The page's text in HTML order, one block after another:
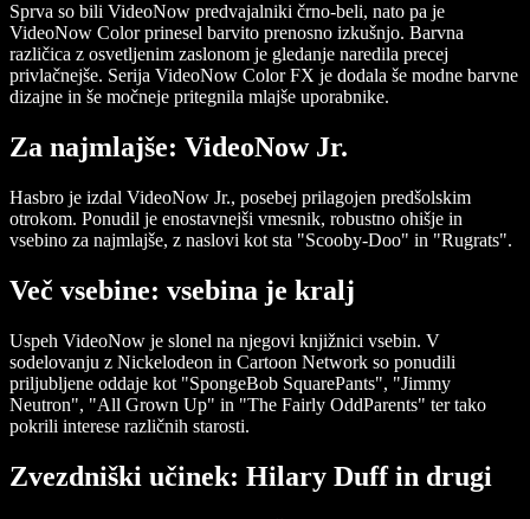
Sprva so bili VideoNow predvajalniki črno-beli, nato pa je
VideoNow Color prinesel barvito prenosno izkušnjo. Barvna
različica z osvetljenim zaslonom je gledanje naredila precej
privlačnejše. Serija VideoNow Color FX je dodala še modne barvne
dizajne in še močneje pritegnila mlajše uporabnike.
Za najmlajše: VideoNow Jr.
Hasbro je izdal VideoNow Jr., posebej prilagojen predšolskim
otrokom. Ponudil je enostavnejši vmesnik, robustno ohišje in
vsebino za najmlajše, z naslovi kot sta "Scooby-Doo" in "Rugrats".
Več vsebine: vsebina je kralj
Uspeh VideoNow je slonel na njegovi knjižnici vsebin. V
sodelovanju z Nickelodeon in Cartoon Network so ponudili
priljubljene oddaje kot "SpongeBob SquarePants", "Jimmy
Neutron", "All Grown Up" in "The Fairly OddParents" ter tako
pokrili interese različnih starosti.
Zvezdniški učinek: Hilary Duff in drugi